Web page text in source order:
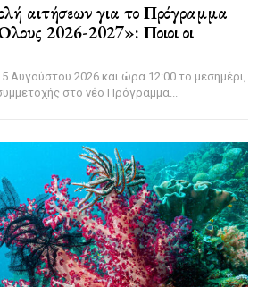
αιτήσεων για το Πρόγραμμα
2026-2027»: Ποιοι οι
Αυγούστου 2026 και ώρα 12:00 το μεσημέρι,
στο νέο Πρόγραμμα...